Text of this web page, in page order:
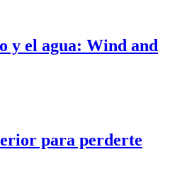
y el agua: Wind and
para perderte